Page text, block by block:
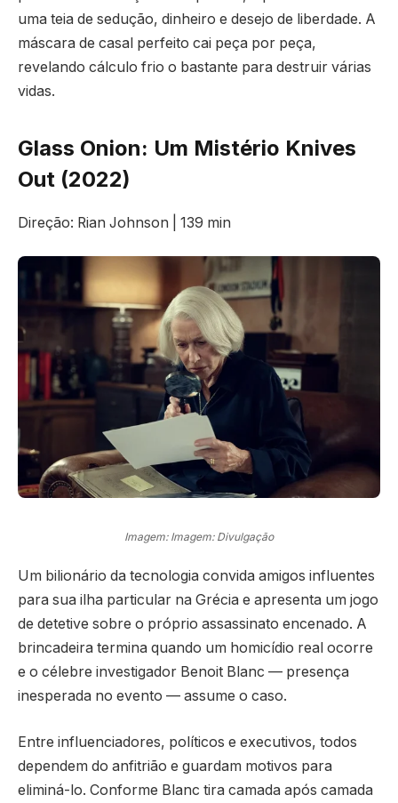
uma teia de sedução, dinheiro e desejo de liberdade. A
máscara de casal perfeito cai peça por peça,
revelando cálculo frio o bastante para destruir várias
vidas.
Glass Onion: Um Mistério Knives
Out (2022)
Direção: Rian Johnson | 139 min
Imagem: Imagem: Divulgação
Um bilionário da tecnologia convida amigos influentes
para sua ilha particular na Grécia e apresenta um jogo
de detetive sobre o próprio assassinato encenado. A
brincadeira termina quando um homicídio real ocorre
e o célebre investigador Benoit Blanc — presença
inesperada no evento — assume o caso.
Entre influenciadores, políticos e executivos, todos
dependem do anfitrião e guardam motivos para
eliminá-lo. Conforme Blanc tira camada após camada